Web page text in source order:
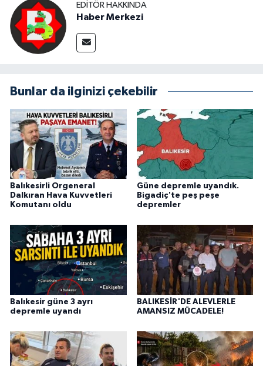
EDITÖR HAKKINDA
Haber Merkezi
Bunlar da ilginizi çekebilir
Balıkesirli Orgeneral
Dalkıran Hava Kuvvetleri
Komutanı oldu
Güne depremle uyandık.
Bigadiç'te peş peşe
depremler
Balıkesir güne 3 ayrı
depremle uyandı
BALIKESİR'DE ALEVLERLE
AMANSIZ MÜCADELE!